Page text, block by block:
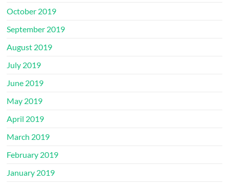
October 2019
September 2019
August 2019
July 2019
June 2019
May 2019
April 2019
March 2019
February 2019
January 2019